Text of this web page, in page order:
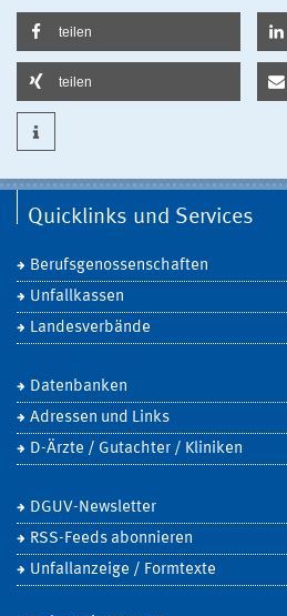
teilen
teilen
Quicklinks und Services
Berufsgenossenschaften
Unfallkassen
Landesverbände
Datenbanken
Adressen und Links
D-Ärzte / Gutachter / Kliniken
DGUV-Newsletter
RSS-Feeds abonnieren
Unfallanzeige / Formtexte